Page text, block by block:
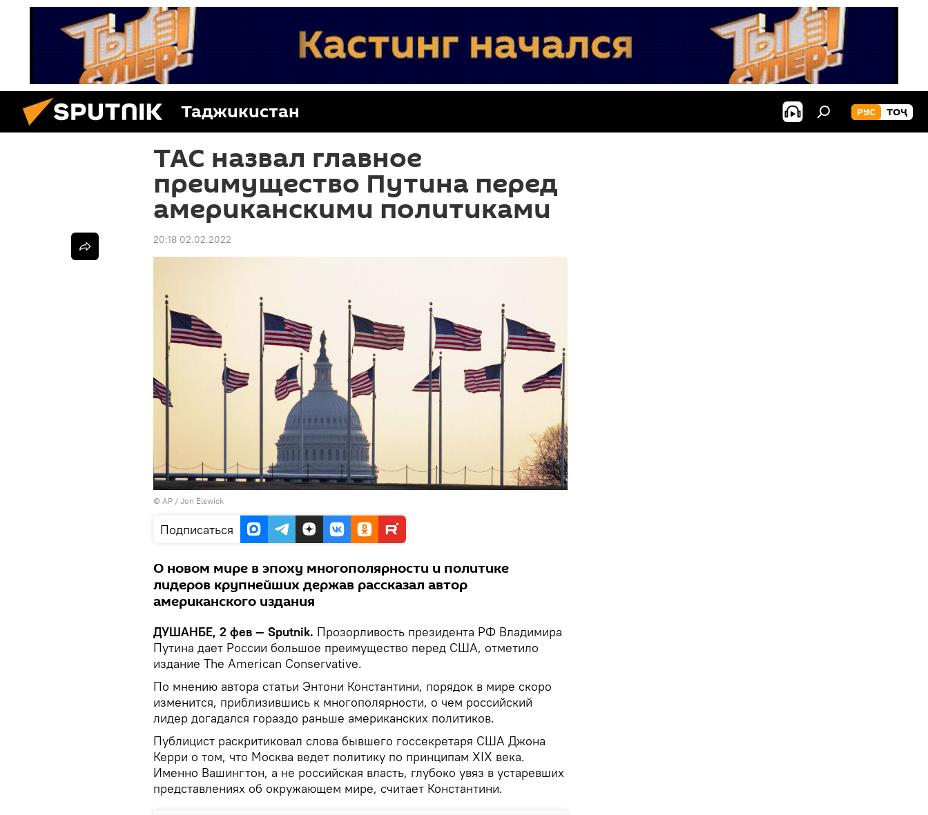
Таджикистан РУС ТОҶ
ТАС назвал главное
преимущество Путина перед
американскими политиками
20:18 02.02.2022
© AP / Jon Elswick
Подписаться
О новом мире в эпоху многополярности и политике
лидеров крупнейших держав рассказал автор
американского издания
ДУШАНБЕ, 2 фев — Sputnik. Прозорливость президента РФ Владимира
Путина дает России большое преимущество перед США, отметило
издание The American Conservative.
По мнению автора статьи Энтони Константини, порядок в мире скоро
изменится, приблизившись к многополярности, о чем российский
лидер догадался гораздо раньше американских политиков.
Публицист раскритиковал слова бывшего госсекретаря США Джона
Керри о том, что Москва ведет политику по принципам XIX века.
Именно Вашингтон, а не российская власть, глубоко увяз в устаревших
представлениях об окружающем мире, считает Константини.